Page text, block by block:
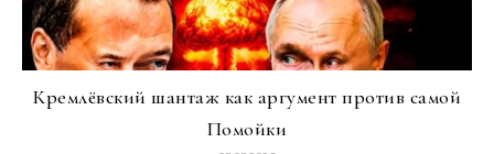
Кремлёвский шантаж как аргумент против самой
Помойки